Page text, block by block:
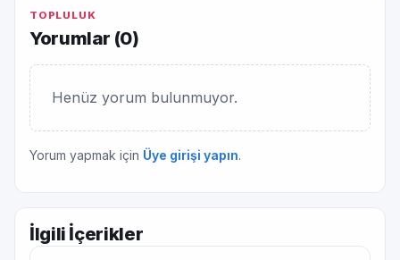
TOPLULUK
Yorumlar (0)
Henüz yorum bulunmuyor.
Yorum yapmak için Üye girişi yapın.
İlgili İçerikler